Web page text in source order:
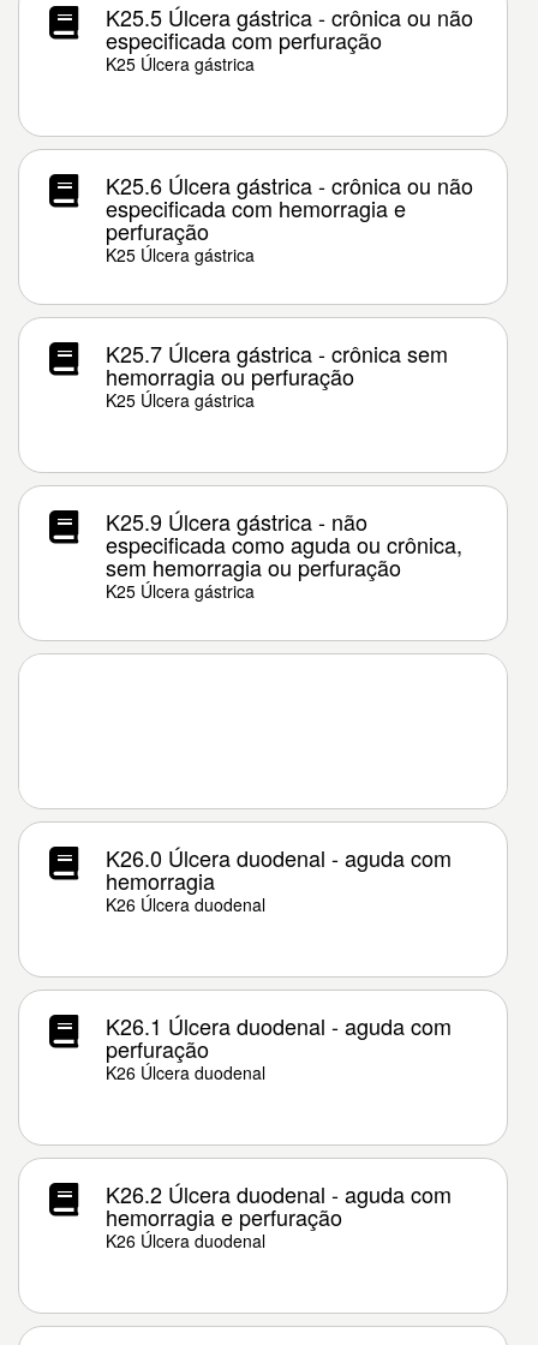
K25.5 Úlcera gástrica - crônica ou não
especificada com perfuração
K25 Úlcera gástrica
K25.6 Úlcera gástrica - crônica ou não
especificada com hemorragia e
perfuração
K25 Úlcera gástrica
K25.7 Úlcera gástrica - crônica sem
hemorragia ou perfuração
K25 Úlcera gástrica
K25.9 Úlcera gástrica - não
especificada como aguda ou crônica,
sem hemorragia ou perfuração
K25 Úlcera gástrica
K26.0 Úlcera duodenal - aguda com
hemorragia
K26 Úlcera duodenal
K26.1 Úlcera duodenal - aguda com
perfuração
K26 Úlcera duodenal
K26.2 Úlcera duodenal - aguda com
hemorragia e perfuração
K26 Úlcera duodenal